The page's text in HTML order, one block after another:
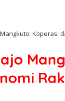
Koperasi